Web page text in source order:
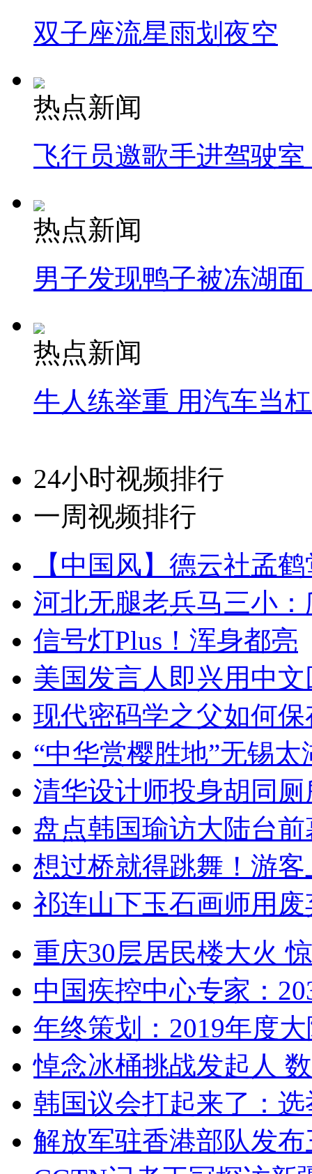
双子座流星雨划夜空
热点新闻
飞行员邀歌手进驾驶
热点新闻
男子发现鸭子被冻湖
热点新闻
牛人练举重 用汽车当
24小时视频排行
一周视频排行
【中国风】德云社孟
河北无腿老兵马三小
信号灯Plus！浑身都亮
美国发言人即兴用中
现代密码学之父如何
“中华赏樱胜地”无锡
清华设计师投身胡同
盘点韩国瑜访大陆台
想过桥就得跳舞！游客
祁连山下玉石画师用
重庆30层居民楼大火
中国疾控中心专家：
年终策划：2019年度
悼念冰桶挑战发起人
韩国议会打起来了：
解放军驻香港部队发